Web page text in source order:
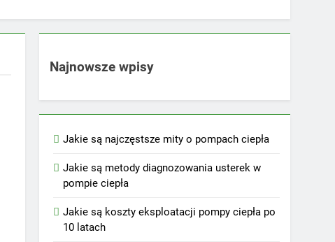
Najnowsze wpisy
Jakie są najczęstsze mity o pompach ciepła
Jakie są metody diagnozowania usterek w
pompie ciepła
Jakie są koszty eksploatacji pompy ciepła po
10 latach